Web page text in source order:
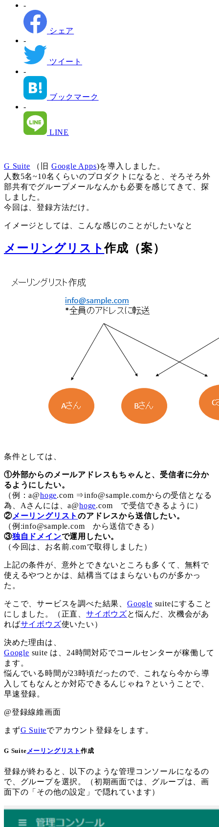
ゴ
リ
ー
-
シェア
-
ツイート
-
ブックマーク
-
LINE
G Suite （旧 Google Apps)を導入しました。
人数5名~10名くらいのプロダクトになると、そろそろ外
部共有でグループメールなんかも必要を感じてきて、探
しました。
今回は、登録方法だけ。
イメージとしては、こんな感じのことがしたいなと
メーリングリスト作成（案）
条件としては、
①外部からのメールアドレスもちゃんと、受信者に分か
るようにしたい。
（例：a@hoge.com ⇒info@sample.comからの受信となる
為、Aさんには、a@hoge.com で受信できるように）
②メーリングリストのアドレスから送信したい。
（例:info@sample.com から送信できる）
③独自ドメインで運用したい。
（今回は、お名前.comで取得しました）
上記の条件が、意外とできないところも多くて、無料で
使えるやつとかは、結構当てはまらないものが多かっ
た。
そこで、サービスを調べた結果、 Google suiteにすること
にしました。（正直、 サイボウズと悩んだ、次機会があ
ればサイボウズ使いたい）
決めた理由は、
Google suite は、24時間対応でコールセンターが稼働して
ます。
悩んでいる時間が23時頃だったので、これなら今から導
入してもなんとか対応できるんじゃね？ということで、
早速登録。
@登録線維画面
まずG Suiteでアカウント登録をします。
G Suiteメーリングリスト作成
登録が終わると、以下のような管理コンソールになるの
で、グループを選択。（初期画面では、グループは、画
面下の「その他の設定」で隠れています）